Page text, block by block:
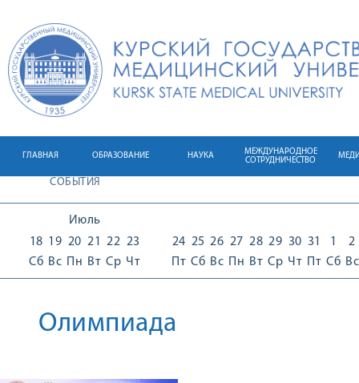
ГЛАВНАЯ ОБРАЗОВАНИЕ НАУКА
МЕЖДУНАРОДНОЕ
СОТРУДНИЧЕСТВО
СОБЫТИЯ
Июль
18
Сб
19
Вс
20
Пн
21
Вт
22
Ср
23
Чт
24
Пт
25
Сб
26
Вс
27
Пн
28
Вт
29
Ср
30
Чт
31
Пт
1
Сб
2
Вс
Олимпиада